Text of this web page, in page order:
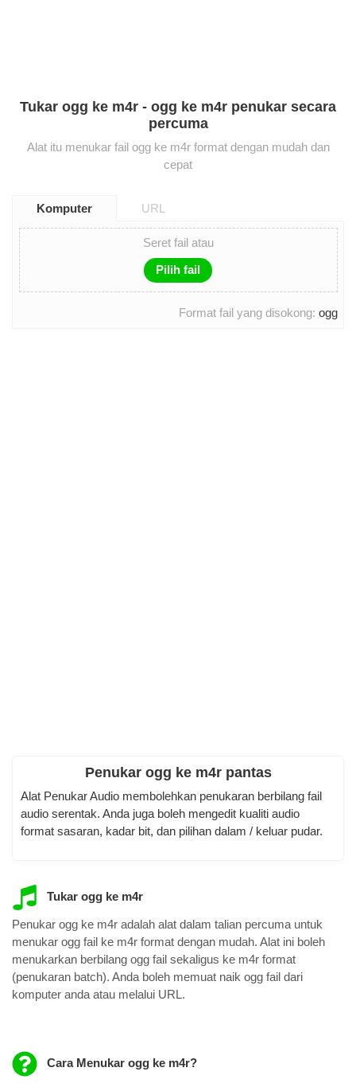
Tukar ogg ke m4r - ogg ke m4r penukar secara
percuma
Alat itu menukar fail ogg ke m4r format dengan mudah dan
cepat
Komputer URL
Seret fail atau
Pilih fail
Format fail yang disokong: ogg
Penukar ogg ke m4r pantas
Alat Penukar Audio membolehkan penukaran berbilang fail
audio serentak. Anda juga boleh mengedit kualiti audio
format sasaran, kadar bit, dan pilihan dalam / keluar pudar.
Tukar ogg ke m4r
Penukar ogg ke m4r adalah alat dalam talian percuma untuk
menukar ogg fail ke m4r format dengan mudah. Alat ini boleh
menukarkan berbilang ogg fail sekaligus ke m4r format
(penukaran batch). Anda boleh memuat naik ogg fail dari
komputer anda atau melalui URL.
Cara Menukar ogg ke m4r?